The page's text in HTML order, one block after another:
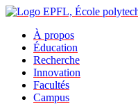
À propos
Éducation
Recherche
Innovation
Facultés
Campus